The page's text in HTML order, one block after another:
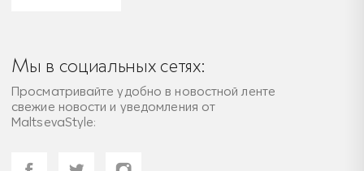
Мы в социальных сетях:
Просматривайте удобно в новостной ленте
свежие новости и уведомления от
MaltsevaStyle: